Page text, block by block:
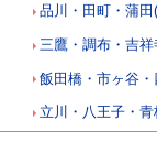
品川・田町・蒲田
三鷹・調布・吉祥
飯田橋・市ヶ谷・
立川・八王子・青